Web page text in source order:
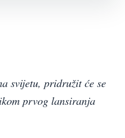
svijetu, pridružit će se
prvog lansiranja